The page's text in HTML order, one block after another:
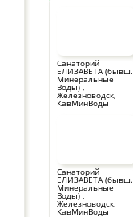
Санаторий
ЕЛИЗАВЕТА (бывш.
Минеральные
Воды) ,
Железноводск,
КавМинВоды
Санаторий
ЕЛИЗАВЕТА (бывш.
Минеральные
Воды) ,
Железноводск,
КавМинВоды